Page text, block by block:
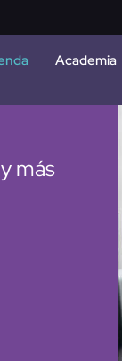
Academia
más